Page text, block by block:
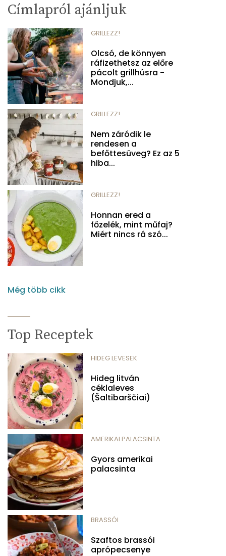
Címlapról ajánljuk
GRILLEZZ!
Olcsó, de könnyen
ráfizethetsz az előre
pácolt grillhúsra -
Mondjuk,...
GRILLEZZ!
Nem záródik le
rendesen a
befőttesüveg? Ez az 5
hiba...
GRILLEZZ!
Honnan ered a
főzelék, mint műfaj?
Miért nincs rá szó...
Még több cikk
Top Receptek
HIDEG LEVESEK
Hideg litván
céklaleves
(Šaltibarščiai)
AMERIKAI PALACSINTA
Gyors amerikai
palacsinta
BRASSÓI
Szaftos brassói
aprópecsenye